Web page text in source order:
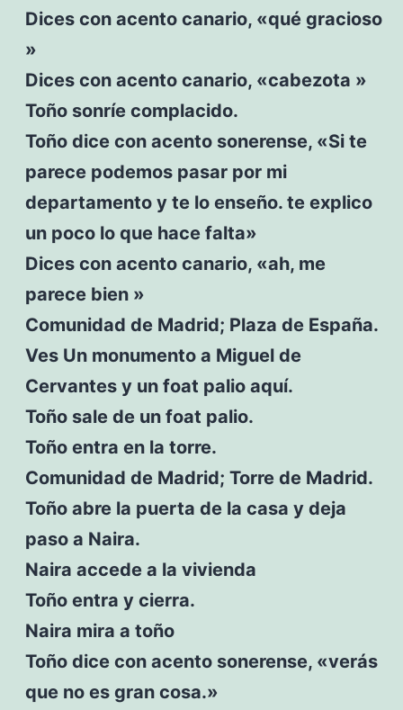
Dices con acento canario, «qué gracioso
»
Dices con acento canario, «cabezota »
Toño sonríe complacido.
Toño dice con acento sonerense, «Si te
parece podemos pasar por mi
departamento y te lo enseño. te explico
un poco lo que hace falta»
Dices con acento canario, «ah, me
parece bien »
Comunidad de Madrid; Plaza de España.
Ves Un monumento a Miguel de
Cervantes y un foat palio aquí.
Toño sale de un foat palio.
Toño entra en la torre.
Comunidad de Madrid; Torre de Madrid.
Toño abre la puerta de la casa y deja
paso a Naira.
Naira accede a la vivienda
Toño entra y cierra.
Naira mira a toño
Toño dice con acento sonerense, «verás
que no es gran cosa.»